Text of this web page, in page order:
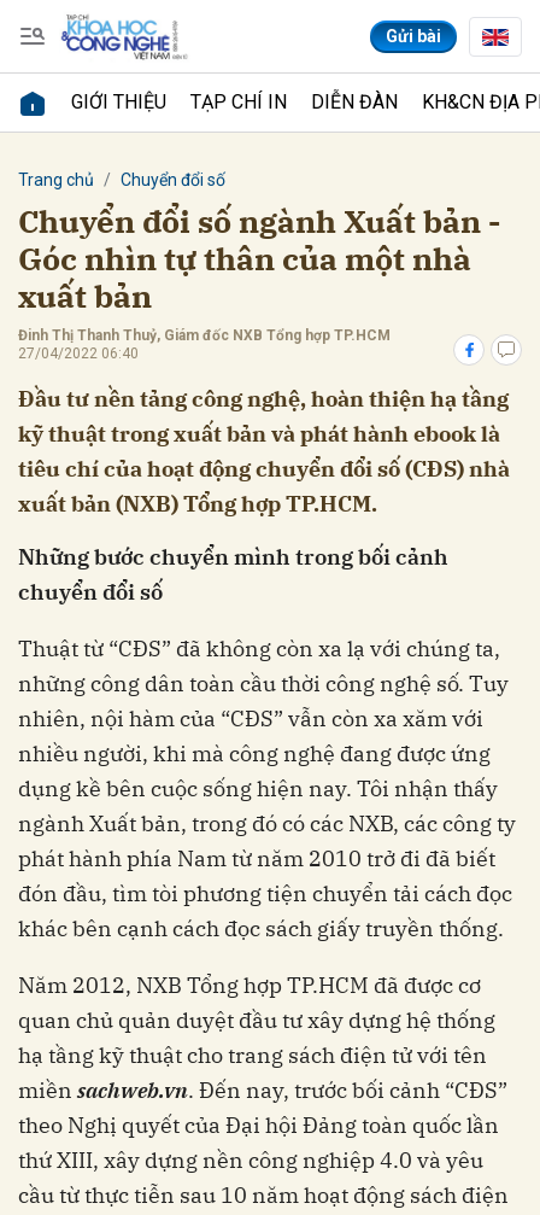
Gửi bài
GIỚI THIỆU TẠP CHÍ IN DIỄN ĐÀN KH&CN ĐỊA
Trang chủ Chuyển đổi số
Chuyển đổi số ngành Xuất bản -
Góc nhìn tự thân của một nhà
xuất bản
Đinh Thị Thanh Thuỷ, Giám đốc NXB Tổng hợp TP.HCM
27/04/2022 06:40
Đầu tư nền tảng công nghệ, hoàn thiện hạ tầng
kỹ thuật trong xuất bản và phát hành ebook là
tiêu chí của hoạt động chuyển đổi số (CĐS) nhà
xuất bản (NXB) Tổng hợp TP.HCM.
Những bước chuyển mình trong bối cảnh
chuyển đổi số
Thuật từ “CĐS” đã không còn xa lạ với chúng ta,
những công dân toàn cầu thời công nghệ số. Tuy
nhiên, nội hàm của “CĐS” vẫn còn xa xăm với
nhiều người, khi mà công nghệ đang được ứng
dụng kề bên cuộc sống hiện nay. Tôi nhận thấy
ngành Xuất bản, trong đó có các NXB, các công ty
phát hành phía Nam từ năm 2010 trở đi đã biết
đón đầu, tìm tòi phương tiện chuyển tải cách đọc
khác bên cạnh cách đọc sách giấy truyền thống.
Năm 2012, NXB Tổng hợp TP.HCM đã được cơ
quan chủ quản duyệt đầu tư xây dựng hệ thống
hạ tầng kỹ thuật cho trang sách điện tử với tên
miền sachweb.vn. Đến nay, trước bối cảnh “CĐS”
theo Nghị quyết của Đại hội Đảng toàn quốc lần
thứ XIII, xây dựng nền công nghiệp 4.0 và yêu
cầu từ thực tiễn sau 10 năm hoạt động sách điện
Gửi bình luận
Hủy Gửi